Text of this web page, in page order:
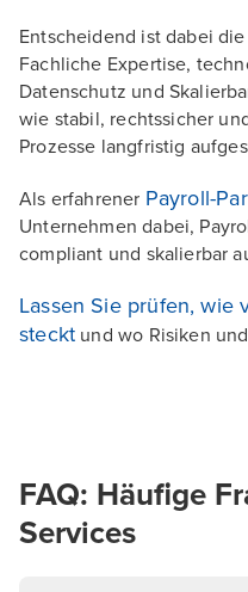
Entscheidend ist dabei
Fachliche Expertise,
Datenschutz und
wie stabil, rechtssicher
Prozesse langfristig
Als erfahrener Payroll-
Unternehmen dabei,
compliant und skalierbar
Lassen Sie prüfen, wie
steckt und wo Risiken
FAQ: Häufige
Services